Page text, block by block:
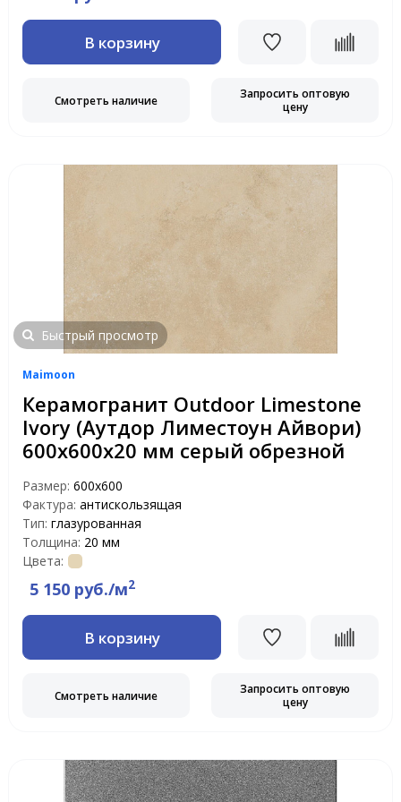
В корзину
Смотреть наличие
Запросить оптовую
цену
Быстрый просмотр
Maimoon
Керамогранит Outdoor Limestone
Ivory (Аутдор Лиместоун Айвори)
600х600х20 мм серый обрезной
Размер: 600х600
Фактура: антискользящая
Тип: глазурованная
Толщина: 20 мм
Цвета:
5 150 руб./м2
В корзину
Смотреть наличие
Запросить оптовую
цену